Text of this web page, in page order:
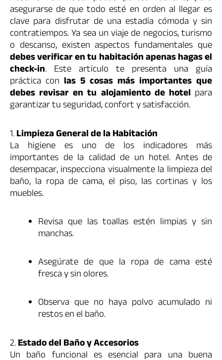
asegurarse de que todo esté en orden al llegar es
clave para disfrutar de una estadía cómoda y sin
contratiempos. Ya sea un viaje de negocios, turismo
o descanso, existen aspectos fundamentales que
debes verificar en tu habitación apenas hagas el
check-in. Este artículo te presenta una guía
práctica con las 5 cosas más importantes que
debes revisar en tu alojamiento de hotel para
garantizar tu seguridad, confort y satisfacción.
1.Limpieza General de la Habitación
La higiene es uno de los indicadores más
importantes de la calidad de un hotel. Antes de
desempacar, inspecciona visualmente la limpieza del
baño, la ropa de cama, el piso, las cortinas y los
muebles.
Revisa que las toallas estén limpias y sin
manchas.
Asegúrate de que la ropa de cama esté
fresca y sin olores.
Observa que no haya polvo acumulado ni
restos en el baño.
2.Estado del Baño y Accesorios
Un baño funcional es esencial para una buena